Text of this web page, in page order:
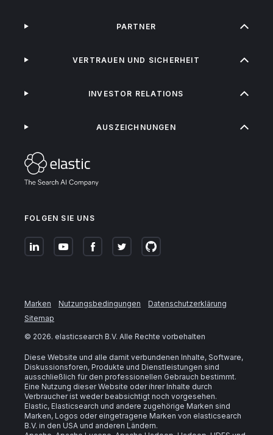
FOLGEN SIE UNS
PARTNER
VERTRAUEN UND SICHERHEIT
INVESTOR RELATIONS
AUSZEICHNUNGEN
Marken Nutzungsbedingungen
Datenschutzerklärung
Sitemap
© 2026. elasticsearch B.V. Alle Rechte vorbehalten
Diese Website und alle damit verbundenen Inhalte, Software,
Diskussionsforen, Produkte und Dienstleistungen sind
ausschließlich für den professionellen Gebrauch bestimmt.
Eine Nutzung dieser Website oder ihrer Inhalte durch
Verbraucher ist weder beabsichtigt noch vorgesehen.
Elastic, Elasticsearch und andere zugehörige Marken sind
Marken, Logos oder eingetragene Marken von elasticsearch
B.V. in den USA und anderen Ländern.